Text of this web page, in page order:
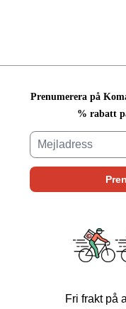
Prenumerera på
% rabatt
Fri frakt på